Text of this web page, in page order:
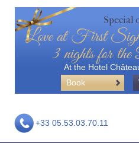
Special
Love at First
3 nights for
At the Hotel
Book
+33 05.53.03.70.11